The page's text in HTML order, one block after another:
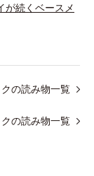
が続くベースメ
の読み物一覧
の読み物一覧